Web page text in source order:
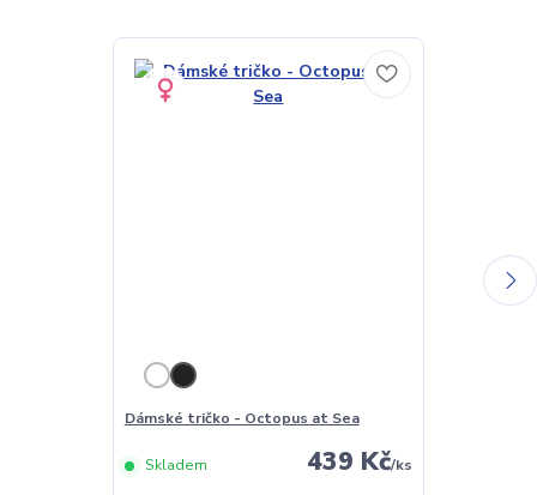
Dámské tričko - Octopus at Sea
439 Kč/ks
Skladem